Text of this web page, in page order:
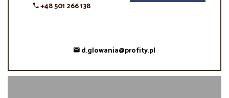
+48 501 266 138
d.glowania@profity.pl